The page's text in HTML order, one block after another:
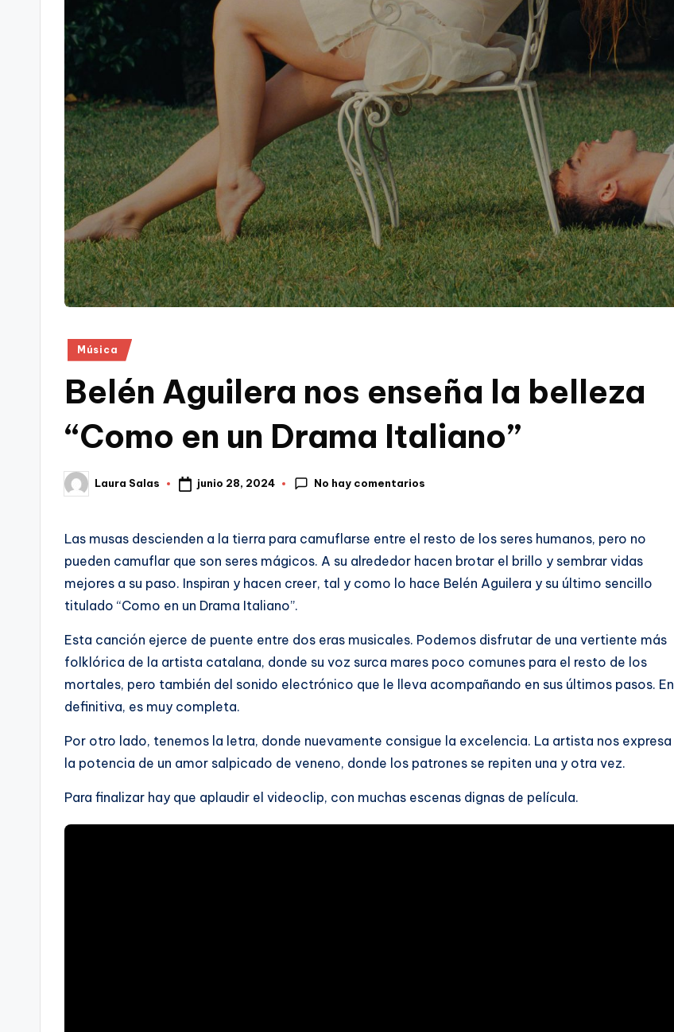
Publicado
Música
Belén Aguilera nos enseña la belleza
“Como en un Drama Italiano”
Publicado
por
Laura Salas junio 28, 2024 No hay comentarios
Las musas descienden a la tierra para camuflarse entre el resto de los seres humanos, pero no
pueden camuflar que son seres mágicos. A su alrededor hacen brotar el brillo y sembrar vidas
mejores a su paso. Inspiran y hacen creer, tal y como lo hace Belén Aguilera y su último sencillo
titulado “Como en un Drama Italiano”.
Esta canción ejerce de puente entre dos eras musicales. Podemos disfrutar de una vertiente más
folklórica de la artista catalana, donde su voz surca mares poco comunes para el resto de los
mortales, pero también del sonido electrónico que le lleva acompañando en sus últimos pasos. En
definitiva, es muy completa.
Por otro lado, tenemos la letra, donde nuevamente consigue la excelencia. La artista nos expresa
la potencia de un amor salpicado de veneno, donde los patrones se repiten una y otra vez.
Para finalizar hay que aplaudir el videoclip, con muchas escenas dignas de película.